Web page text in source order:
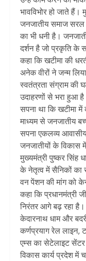
भावविभोर हो जाते
जनजातीय समाज सरल
का भी धनी है।
दर्शन है जो प्रकृति के
कहा कि खटीमा की
अनेक वीरों ने जन्म
स्वतंत्रता संग्राम की
उदाहरणों से भरा हुआ
सपना था कि खटीमा में
माध्यम से जनजातीय
सपना एकलव्य
जनजातीयों के विकास
मुख्यमंत्री पुष्कर सिंह
के नेतृत्व में सैनिकों का
वन पेंशन की मांग को
कहा कि प्रधानमंत्री
निरंतर आगे बढ़ रहा
केदारनाथ धाम और
कर्णप्रयाग रेल लाइन,
एम्स का सेटेलाइट
विकास कार्य प्रदेश में